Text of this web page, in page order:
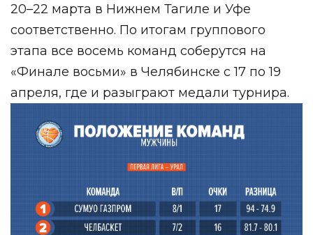
20–22 марта в Нижнем Тагиле и Уфе
соответственно. По итогам группового
этапа все восемь команд соберутся на
«Финале восьми» в Челябинске с 17 по 19
апреля, где и разыграют медали турнира.